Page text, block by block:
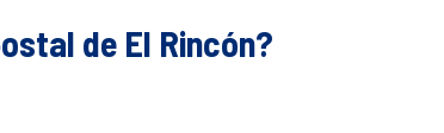
de El Rincón?